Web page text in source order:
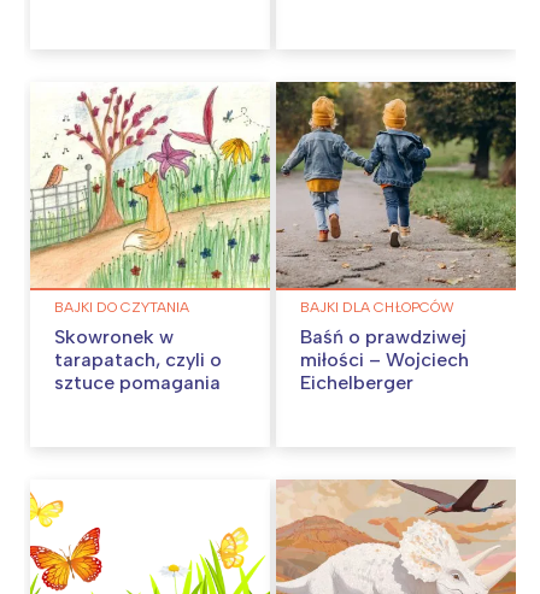
BAJKI DO CZYTANIA
Skowronek w
tarapatach, czyli o
sztuce pomagania
BAJKI DLA CHŁOPCÓW
Baśń o prawdziwej
miłości – Wojciech
Eichelberger